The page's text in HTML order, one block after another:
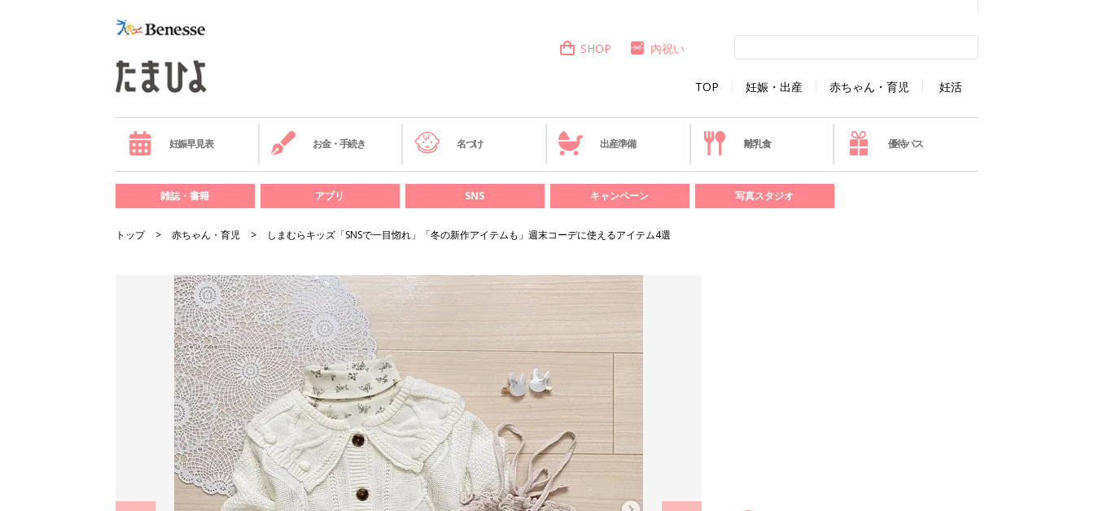
TOP 妊娠・出産 赤ちゃん・育児 妊活
SHOP 内祝い
妊娠早見表 お金・手続き 名づけ 出産準備 離乳食 優待パス
雑誌・書籍 アプリ SNS キャンペーン 写真スタジオ
トップ 赤ちゃん・育児 しまむらキッズ「SNSで一目惚れ」「冬の新作アイテムも」週末コーデに使えるアイテム4選